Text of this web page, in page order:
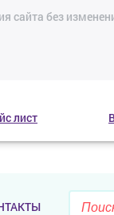
сайта без
лист